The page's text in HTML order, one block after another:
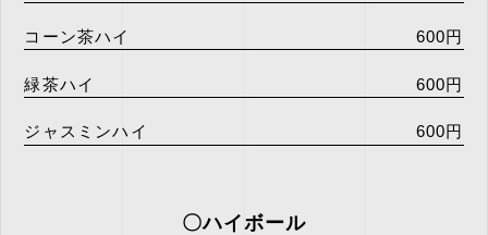
コーン茶ハイ 600円
緑茶ハイ 600円
ジャスミンハイ 600円
〇ハイボール